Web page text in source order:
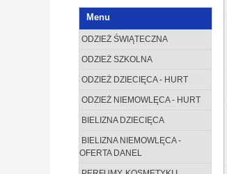
Menu
ODZIEŻ ŚWIĄTECZNA
ODZIEŻ SZKOLNA
ODZIEŻ DZIECIĘCA - HURT
ODZIEŻ NIEMOWLĘCA - HURT
BIELIZNA DZIECIĘCA
BIELIZNA NIEMOWLĘCA -
OFERTA DANEL